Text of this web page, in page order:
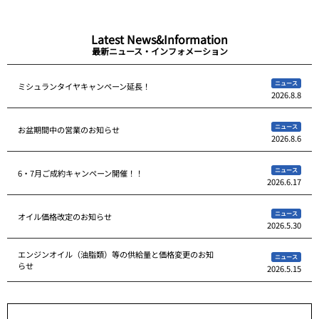
Latest News&Information
最新ニュース・インフォメーション
ミシュランタイヤキャンペーン延長！ ニュース
2026.8.8
お盆期間中の営業のお知らせ ニュース
2026.8.6
6・7月ご成約キャンペーン開催！！ ニュース
2026.6.17
オイル価格改定のお知らせ ニュース
2026.5.30
エンジンオイル（油脂類）等の供給量と価格変更のお知
らせ
ニュース
2026.5.15